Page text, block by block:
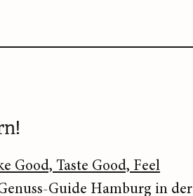
Good, Taste Good, Feel
Guide Hamburg in der